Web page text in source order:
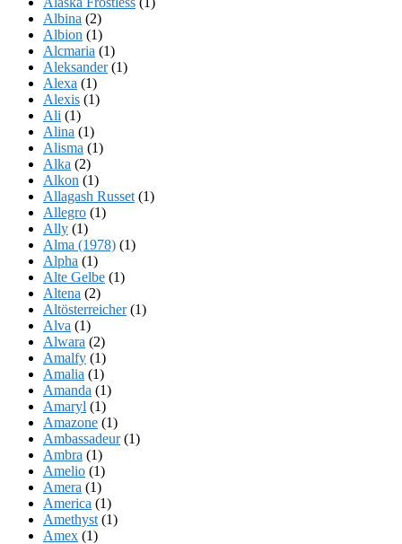
Albina (2)
Albion (1)
Alcmaria (1)
Aleksander(1)
Alexa (1)
Alexis (1)
Ali (1)
Alina (1)
Alisma (1)
Alka (2)
Alkon (1)
Allagash Russet (1)
Allegro (1)
Ally (1)
Alma (1978) (1)
Alpha (1)
Alte Gelbe (1)
Altena (2)
Altösterreicher(1)
Alva (1)
Alwara (2)
Amalfy (1)
Amalia (1)
Amanda (1)
Amaryl (1)
Amazone (1)
Ambassadeur(1)
Ambra (1)
Amelio (1)
Amera (1)
America (1)
Amethyst (1)
Amex (1)